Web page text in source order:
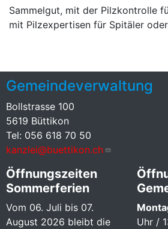
Sammelgut, mit der Pilzkontrolle
mit Pilzexpertisen für Spitäler
Gemeindeverwaltung
Bollstrasse 100
5619 Büttikon
Tel: 056 618 70 50
kanzlei@buettikon.ch
Öffnungszeiten
Sommerferien
Vom 06. Juli bis 07.
August 2026 bleibt die
Uhr /